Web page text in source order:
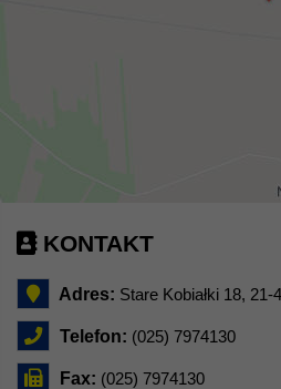
KONTAKT
Adres: Stare Kobiałki 18,
Telefon: (025) 7974130
Fax: (025) 7974130